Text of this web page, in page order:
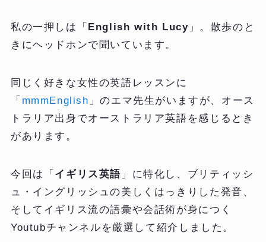
私の一押しは「 English with Lucy 」。散歩のと
きにヘッドホンで聞いています。
同じく好きな女性の英語レッスンに
「 mmmEnglish 」のエマ先生がいますが、オース
トラリア出身でオーストラリア英語を感じるとき
があります。
今回は「 イギリス英語 」に特化し、ブリティッシ
ュ・イングリッシュの美しくはっきりした発音、
そしてイギリス流の語彙や会話術が身につく
Youtubチャンネルを厳選して紹介しました。